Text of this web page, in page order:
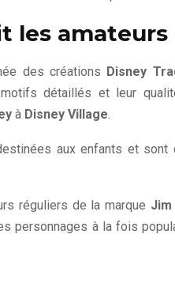
les amateurs
des créations Disney
détaillés et leur
à Disney Village.
aux enfants et sont
réguliers de la marque Jim
personnages à la fois